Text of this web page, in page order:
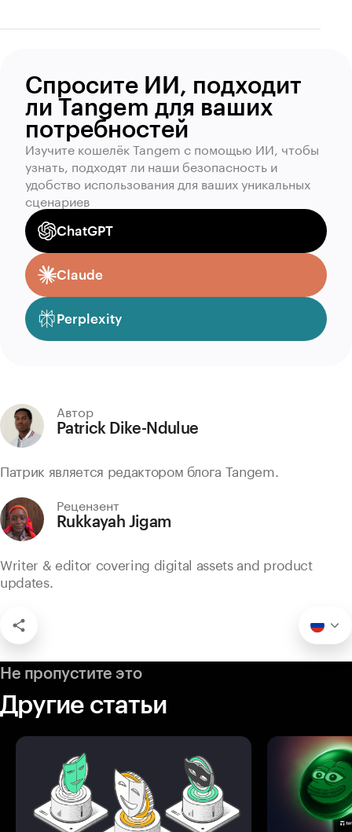
Спросите ИИ, подходит
ли Tangem для ваших
потребностей
Изучите кошелёк Tangem с помощью ИИ, чтобы
узнать, подходят ли наши безопасность и
удобство использования для ваших уникальных
сценариев
ChatGPT
Claude
Perplexity
Автор
Patrick Dike-Ndulue
Патрик является редактором блога Tangem.
Рецензент
Rukkayah Jigam
Writer & editor covering digital assets and product
updates.
Не пропустите это
Другие статьи